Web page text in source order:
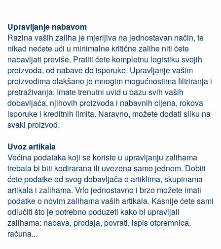
Upravljanje nabavom
Razina vaših zaliha je mjerljiva na jednostavan način, te
nikad nećete ući u minimalne kritične zalihe niti ćete
nabavljati previše. Pratiti ćete kompletnu logistiku svojih
proizvoda, od nabave do isporuke. Upravljanje vašim
proizvodima olakšano je mnogim mogućnostima filtriranja i
pretraživanja. Imate trenutni uvid u bazu svih vaših
dobavljača, njihovih proizvoda i nabavnih cijena, rokova
isporuke i kreditnih limita. Naravno, možete dodati sliku na
svaki proizvod.
Uvoz artikala
Većina podataka koji se koriste u upravljanju zalihama
trebala bi biti kodirarana ili uvezena samo jednom. Dobiti
ćete podatke od svog dobavljača o artiklima, skupinama
artikala i zalihama. Vrlo jednostavno i brzo možete imati
podatke o novim zalihama vaših artikala. Kasnije ćete sami
odlučiti što je potrebno poduzeti kako bi upravljali
zalihama: nabava, prodaja, povrati, ispis otpremnica,
računa...